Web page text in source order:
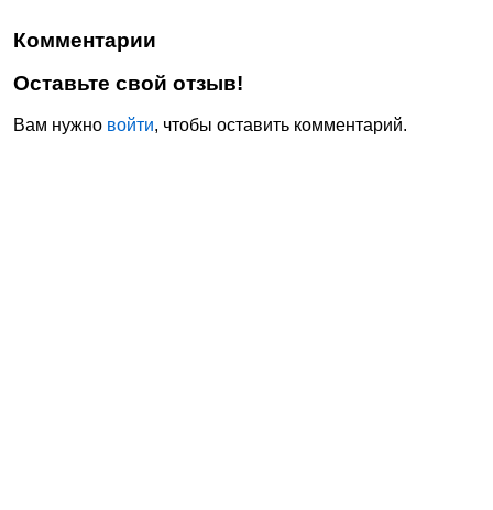
Комментарии
Оставьте свой отзыв!
Вам нужно войти, чтобы оставить комментарий.